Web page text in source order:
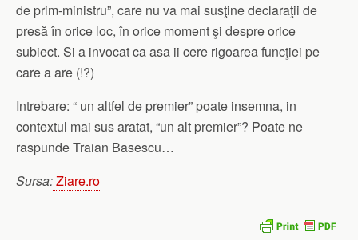
de prim-ministru”, care nu va mai susţine declaraţii de
presă în orice loc, în orice moment şi despre orice
subiect. Si a invocat ca asa ii cere rigoarea funcţiei pe
care a are (!?)
Intrebare: “ un altfel de premier” poate insemna, in
contextul mai sus aratat, “un alt premier”? Poate ne
raspunde Traian Basescu…
Sursa:Ziare.ro